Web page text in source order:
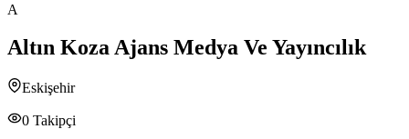
A
Altın Koza Ajans Medya Ve Yayıncılık
Eskişehir
0 Takipçi